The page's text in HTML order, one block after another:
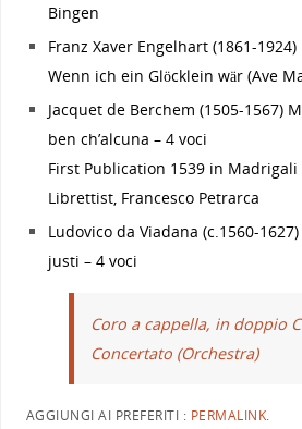
Bingen
Franz Xaver Engelhart (1861-1924)
Wenn ich ein Glöcklein wär (Ave
Jacquet de Berchem (1505-1567)
ben ch’alcuna – 4 voci
First Publication 1539 in Madrigali
Librettist, Francesco Petrarca
Ludovico da Viadana (c.1560-
justi – 4 voci
Coro a cappella, in doppio
Concertato (Orchestra)
AGGIUNGI AI PREFERITI : PERMALINK.